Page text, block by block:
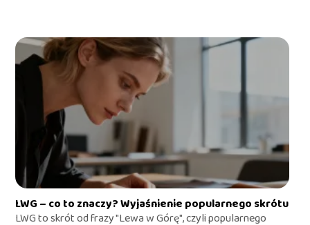
LWG – co to znaczy? Wyjaśnienie popularnego skrótu
LWG to skrót od frazy "Lewa w Górę", czyli popularnego